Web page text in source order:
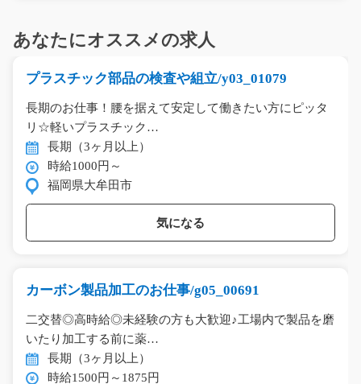
あなたにオススメの求人
プラスチック部品の検査や組立/y03_01079
長期のお仕事！腰を据えて安定して働きたい方にピッタ
リ☆軽いプラスチック…
長期（3ヶ月以上）
時給1000円～
福岡県大牟田市
気になる
カーボン製品加工のお仕事/g05_00691
二交替◎高時給◎未経験の方も大歓迎♪工場内で製品を磨
いたり加工する前に薬…
長期（3ヶ月以上）
時給1500円～1875円